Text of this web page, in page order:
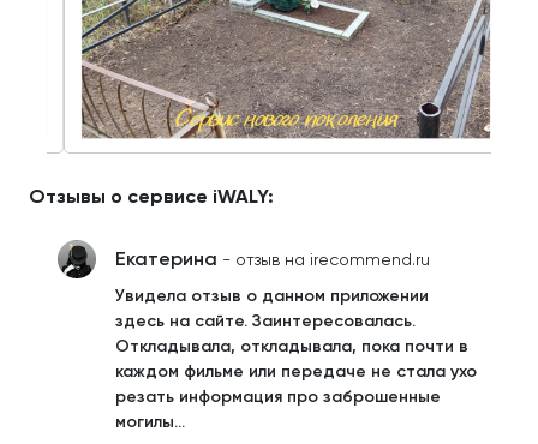
Отзывы о сервисе iWALY:
Екатерина - отзыв на irecommend.ru
Увидела отзыв о данном приложении
здесь на сайте. Заинтересовалась.
Откладывала, откладывала, пока почти в
каждом фильме или передаче не стала ухо
резать информация про заброшенные
могилы...